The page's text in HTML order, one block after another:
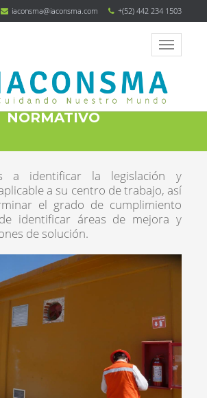
iaconsma@iaconsma.com +(52) 442 234 1503
DE CUMPLIMIENTO
NORMATIVO
a identificar la legislación y
a su centro de trabajo, así
el grado de cumplimiento
identificar áreas de mejora y
de solución.